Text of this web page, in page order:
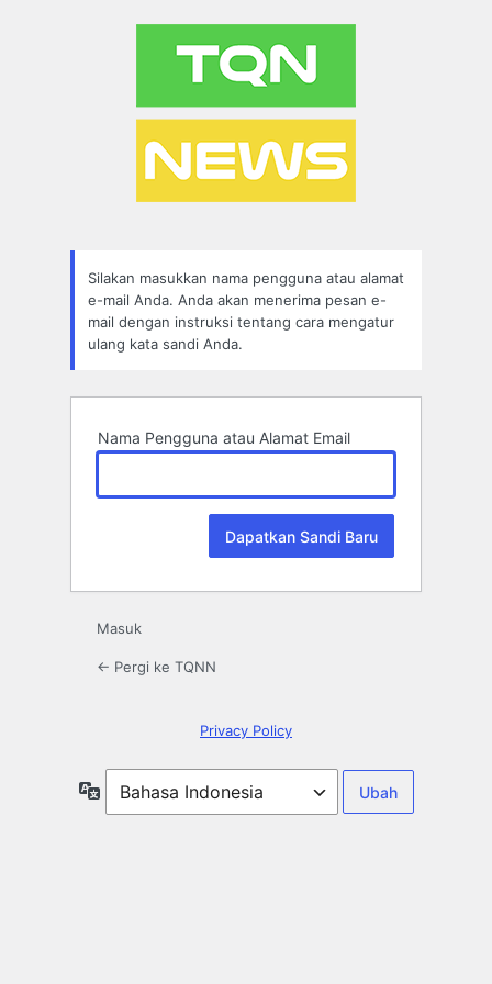
Silakan masukkan nama pengguna atau alamat
e-mail Anda. Anda akan menerima pesan e-
mail dengan instruksi tentang cara mengatur
ulang kata sandi Anda.
Nama Pengguna atau Alamat Email
Masuk
← Pergi ke TQNN
Privacy Policy
Bahasa